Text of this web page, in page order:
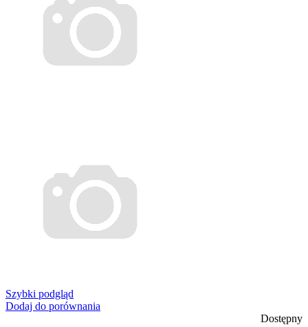
Szybki podgląd
Dodaj do porównania
Dostępny